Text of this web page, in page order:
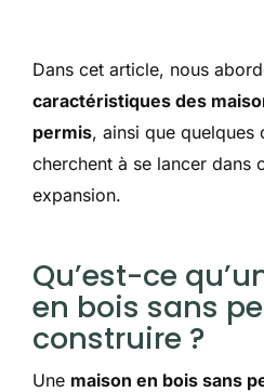
Dans cet article, nous
caractéristiques des
permis, ainsi que quelques
cherchent à se lancer dans
expansion.
Qu’est-ce
en bois sans
construire ?
Une maison en bois sans